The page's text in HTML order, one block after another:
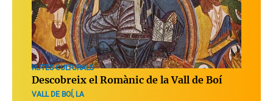
RUTES CULTURALS
Descobreix el Romànic de la Vall de Boí
VALL DE BOÍ, LA